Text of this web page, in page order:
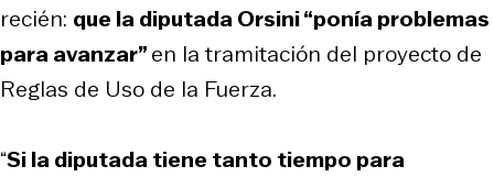
recién: que la diputada Orsini “ponía problemas
para avanzar”en la tramitación del proyecto de
Reglas de Uso de la Fuerza.
“Si la diputada tiene tanto tiempo para